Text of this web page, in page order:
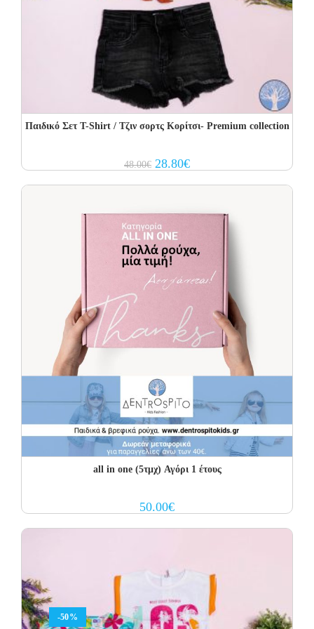
Παιδικό Σετ T-Shirt / Τζιν σορτς Κορίτσι- Premium collection
48.00€ Original
price
28.80€Current
price
all in one (5τμχ) Αγόρι 1 έτους
50.00€
-50%